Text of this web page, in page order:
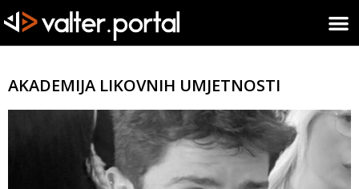
AKADEMIJA LIKOVNIH UMJETNOSTI